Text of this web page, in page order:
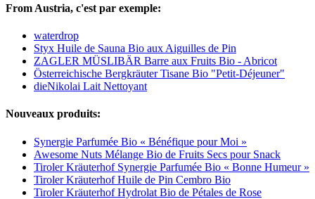
From Austria, c'est par exemple:
waterdrop
Styx Huile de Sauna Bio aux Aiguilles de Pin
ZAGLER MÜSLIBÄR Barre aux Fruits Bio - Abricot
Österreichische Bergkräuter Tisane Bio "Petit-Déjeuner"
dieNikolai Lait Nettoyant
Nouveaux produits:
Synergie Parfumée Bio « Bénéfique pour Moi »
Awesome Nuts Mélange Bio de Fruits Secs pour Snack
Tiroler Kräuterhof Synergie Parfumée Bio « Bonne Humeur »
Tiroler Kräuterhof Huile de Pin Cembro Bio
Tiroler Kräuterhof Hydrolat Bio de Pétales de Rose